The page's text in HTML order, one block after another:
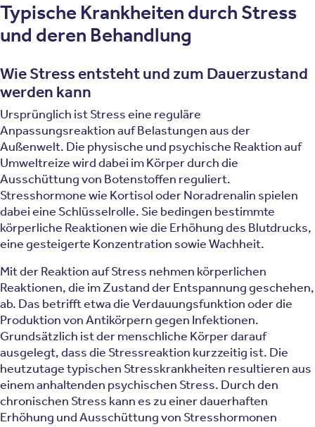
Typische Krankheiten durch Stress
und deren Behandlung
Wie Stress entsteht und zum Dauerzustand
werden kann
Ursprünglich ist Stress eine reguläre
Anpassungsreaktion auf Belastungen aus der
Außenwelt. Die physische und psychische Reaktion auf
Umweltreize wird dabei im Körper durch die
Ausschüttung von Botenstoffen reguliert.
Stresshormone wie Kortisol oder Noradrenalin spielen
dabei eine Schlüsselrolle. Sie bedingen bestimmte
körperliche Reaktionen wie die Erhöhung des Blutdrucks,
eine gesteigerte Konzentration sowie Wachheit.
Mit der Reaktion auf Stress nehmen körperlichen
Reaktionen, die im Zustand der Entspannung geschehen,
ab. Das betrifft etwa die Verdauungsfunktion oder die
Produktion von Antikörpern gegen Infektionen.
Grundsätzlich ist der menschliche Körper darauf
ausgelegt, dass die Stressreaktion kurzzeitig ist. Die
heutzutage typischen Stresskrankheiten resultieren aus
einem anhaltenden psychischen Stress. Durch den
chronischen Stress kann es zu einer dauerhaften
Erhöhung und Ausschüttung von Stresshormonen